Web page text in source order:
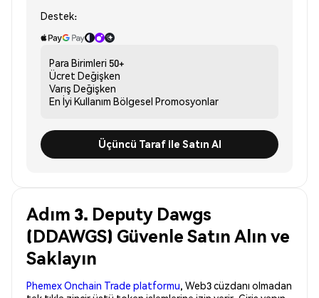
Destek:
Para Birimleri 50+
Ücret Değişken
Varış Değişken
En İyi Kullanım Bölgesel Promosyonlar
Üçüncü Taraf ile Satın Al
Adım 3. Deputy Dawgs
(DDAWGS) Güvenle Satın Alın ve
Saklayın
Phemex Onchain Trade platformu, Web3 cüzdanı olmadan